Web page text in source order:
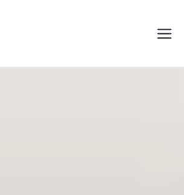
DIDVirtualNumb